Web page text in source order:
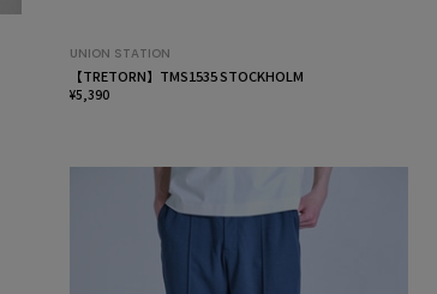
UNION STATION
【TRETORN】TMS1535 STOCKHOLM
¥5,390